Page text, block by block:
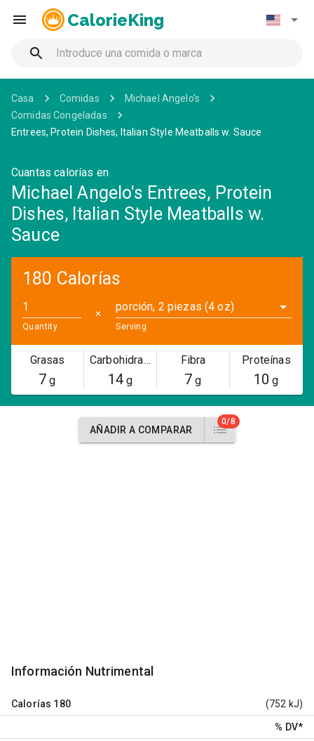
CalorieKing
Casa Comidas
Michael Angelo's
Comidas Congeladas
Entrees, Protein Dishes, Italian Style Meatballs w. Sauce
Cuantas calorías en
Michael Angelo's Entrees, Protein
Dishes, Italian Style Meatballs w.
Sauce
180 Calorías
Quantity
✕
porción, 2 piezas (4 oz)
Serving
Grasas
7 g
Carbohidratos
14g
Fibra
7 g
Proteínas
10 g
AÑADIR A COMPARAR
0/8
Información Nutrimental
Calorías 180 (752 kJ)
% DV*